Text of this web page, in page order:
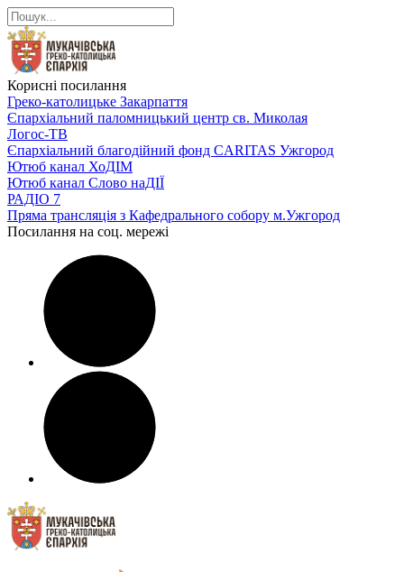
Корисні посилання
Греко-католицьке Закарпаття
Єпархіальний паломницький центр св. Миколая
Логос-ТВ
Єпархіальний благодійний фонд CARITAS Ужгород
Ютюб канал ХоДІМ
Ютюб канал Слово наДІЇ
РАДІО 7
Пряма трансляція з Кафедрального собору м.Ужгород
Посилання на соц. мережі